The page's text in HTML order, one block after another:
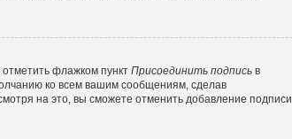
флажком пункт Присоединить подпись в
ко всем вашим сообщениям, сделав
на это, вы сможете отменить добавление подписи